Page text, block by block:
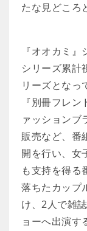
たな見どころ
『オオカミ
シリーズ累計
リーズとなっ
『別冊フレ
ァッションブ
販売など、番
開を行い、女
も支持を得る
落ちたカップ
け、2人で雑
ョーへ出演す